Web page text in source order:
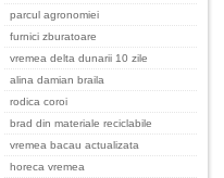
parcul agronomiei
furnici zburatoare
vremea delta dunarii 10 zile
alina damian braila
rodica coroi
brad din materiale reciclabile
vremea bacau actualizata
horeca vremea